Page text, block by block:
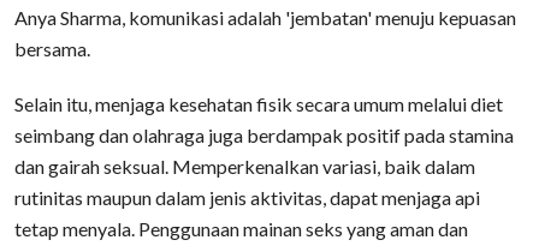
Anya Sharma, komunikasi adalah 'jembatan' menuju kepuasan
bersama.
Selain itu, menjaga kesehatan fisik secara umum melalui diet
seimbang dan olahraga juga berdampak positif pada stamina
dan gairah seksual. Memperkenalkan variasi, baik dalam
rutinitas maupun dalam jenis aktivitas, dapat menjaga api
tetap menyala. Penggunaan mainan seks yang aman dan